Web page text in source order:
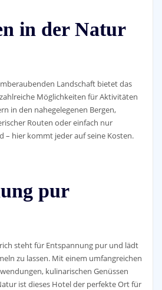
in der Natur
Landschaft bietet das
Möglichkeiten für Aktivitäten
in den nahegelegenen Bergen,
Routen oder einfach nur
– hier kommt jeder auf seine Kosten.
pur
steht für Entspannung pur und lädt
zu lassen. Mit einem umfangreichen
kulinarischen Genüssen
ist dieses Hotel der perfekte Ort für